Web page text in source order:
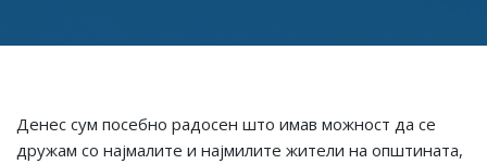
Денес сум посебно радосен што имав можност да се
дружам со најмалите и најмилите жители на општината,